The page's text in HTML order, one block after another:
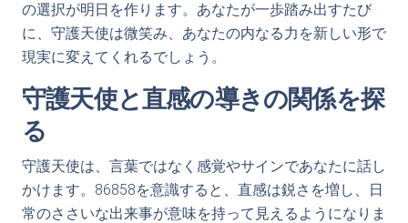
の選択が明日を作ります。あなたが一歩踏み出すたび
に、守護天使は微笑み、あなたの内なる力を新しい形で
現実に変えてくれるでしょう。
守護天使と直感の導きの関係を探
る
守護天使は、言葉ではなく感覚やサインであなたに話し
かけます。86858を意識すると、直感は鋭さを増し、日
常のささいな出来事が意味を持って見えるようになりま